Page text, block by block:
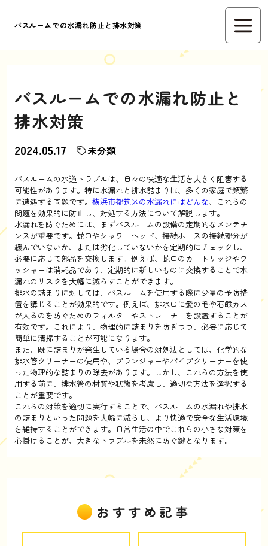
バスルームでの水漏れ防止と排水対策
バスルームでの水漏れ防止と
排水対策
2024.05.17 未分類
バスルームの水道トラブルは、日々の快適な生活を大きく阻害する
可能性があります。特に水漏れと排水詰まりは、多くの家庭で頻繁
に遭遇する問題です。 横浜市都筑区の水漏れにはどんな、これらの
問題を効果的に防止し、対処する方法について解説します。
水漏れを防ぐためには、まずバスルームの設備の定期的なメンテナ
ンスが重要です。蛇口やシャワーヘッド、接続ホースの接続部分が
緩んでいないか、または劣化していないかを定期的にチェックし、
必要に応じて部品を交換します。例えば、蛇口のカートリッジやワ
ッシャーは消耗品であり、定期的に新しいものに交換することで水
漏れのリスクを大幅に減らすことができます。
排水の詰まりに対しては、バスルームを使用する際に少量の予防措
置を講じることが効果的です。例えば、排水口に髪の毛や石鹸カス
が入るのを防ぐためのフィルターやストレーナーを設置することが
有効です。これにより、物理的に詰まりを防ぎつつ、必要に応じて
簡単に清掃することが可能になります。
また、既に詰まりが発生している場合の対処法としては、化学的な
排水管クリーナーの使用や、プランジャーやパイプクリーナーを使
った物理的な詰まりの除去があります。しかし、これらの方法を使
用する前に、排水管の材質や状態を考慮し、適切な方法を選択する
ことが重要です。
これらの対策を適切に実行することで、バスルームの水漏れや排水
の詰まりといった問題を大幅に減らし、より快適で安全な生活環境
を維持することができます。日常生活の中でこれらの小さな対策を
心掛けることが、大きなトラブルを未然に防ぐ鍵となります。
おすすめ記事